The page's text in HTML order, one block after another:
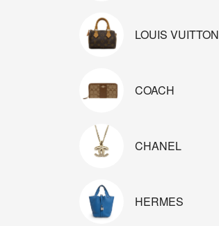
LOUIS VUITTON
COACH
CHANEL
HERMES